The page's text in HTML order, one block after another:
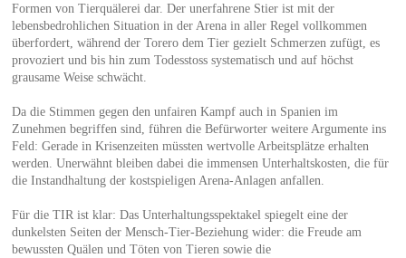
Formen von Tierquälerei dar. Der unerfahrene Stier ist mit der
lebensbedrohlichen Situation in der Arena in aller Regel vollkommen
überfordert, während der Torero dem Tier gezielt Schmerzen zufügt, es
provoziert und bis hin zum Todesstoss systematisch und auf höchst
grausame Weise schwächt.
Da die Stimmen gegen den unfairen Kampf auch in Spanien im
Zunehmen begriffen sind, führen die Befürworter weitere Argumente ins
Feld: Gerade in Krisenzeiten müssten wertvolle Arbeitsplätze erhalten
werden. Unerwähnt bleiben dabei die immensen Unterhaltskosten, die für
die Instandhaltung der kostspieligen Arena-Anlagen anfallen.
Für die TIR ist klar: Das Unterhaltungsspektakel spiegelt eine der
dunkelsten Seiten der Mensch-Tier-Beziehung wider: die Freude am
bewussten Quälen und Töten von Tieren sowie die